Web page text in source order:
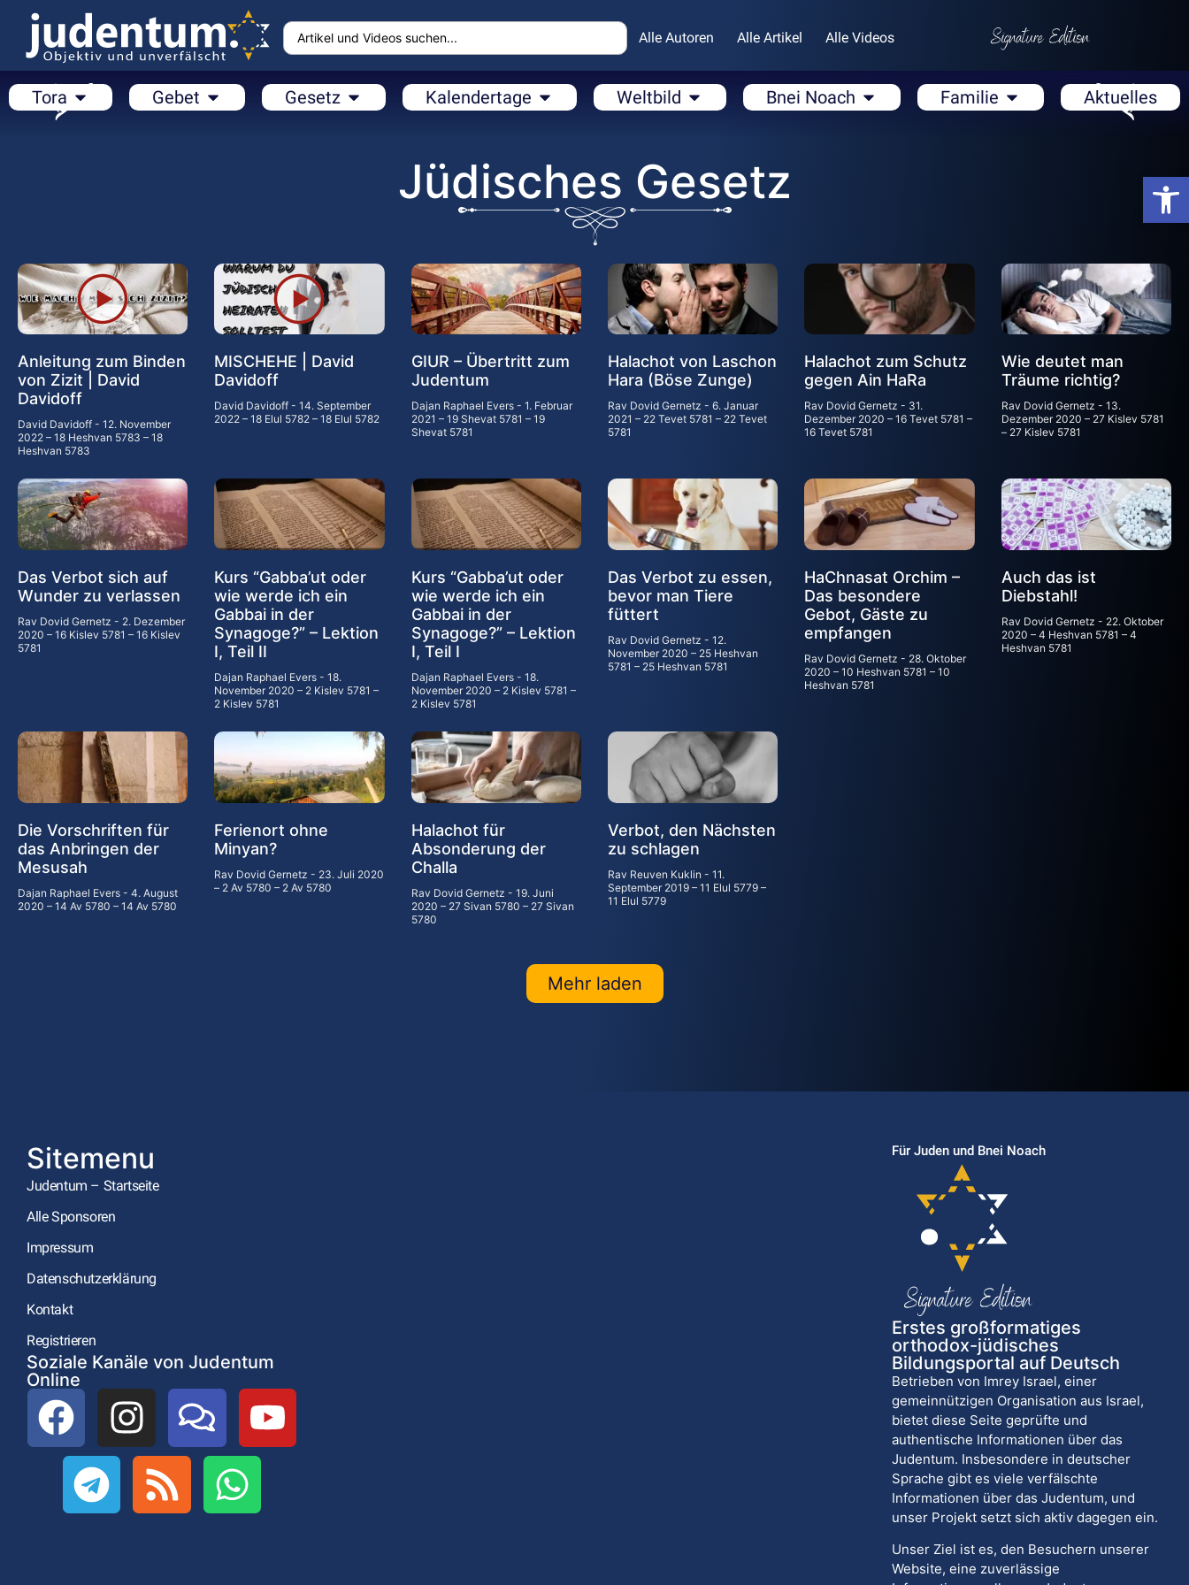
Alle Autoren Alle Artikel Alle Videos
Tora Gebet Gesetz Kalendertage Weltbild Bnei Noach Familie Aktuelles
Jüdisches Gesetz
Anleitung zum Binden
von Zizit | David
Davidoff
David Davidoff
12. November
2022 – 18 Heshvan 5783 – 18
Heshvan 5783
MISCHEHE | David
Davidoff
David Davidoff 14. September
2022 – 18 Elul 5782 – 18 Elul 5782
GIUR – Übertritt zum
Judentum
Dajan Raphael Evers
1. Februar
2021 – 19 Shevat 5781 – 19
Shevat 5781
Halachot von Laschon
Hara (Böse Zunge)
Rav Dovid Gernetz
6. Januar
2021 – 22 Tevet 5781 – 22 Tevet
5781
Halachot zum Schutz
gegen Ain HaRa
Rav Dovid Gernetz
31.
Dezember 2020 – 16 Tevet 5781 –
16 Tevet 5781
Wie deutet man
Träume richtig?
Rav Dovid Gernetz
13.
Dezember 2020 – 27 Kislev 5781
– 27 Kislev 5781
Das Verbot sich auf
Wunder zu verlassen
Rav Dovid Gernetz
2. Dezember
2020 – 16 Kislev 5781 – 16 Kislev
5781
Kurs “Gabba’ut oder
wie werde ich ein
Gabbai in der
Synagoge?” – Lektion
I, Teil II
Dajan Raphael Evers 18.
November 2020 – 2 Kislev 5781 –
2 Kislev 5781
Kurs “Gabba’ut oder
wie werde ich ein
Gabbai in der
Synagoge?” – Lektion
I, Teil I
Dajan Raphael Evers
18.
November 2020 – 2 Kislev 5781 –
2 Kislev 5781
Das Verbot zu essen,
bevor man Tiere
füttert
Rav Dovid Gernetz
12.
November 2020 – 25 Heshvan
5781 – 25 Heshvan 5781
HaChnasat Orchim –
Das besondere
Gebot, Gäste zu
empfangen
Rav Dovid Gernetz
28. Oktober
2020 – 10 Heshvan 5781 – 10
Heshvan 5781
Auch das ist
Diebstahl!
Rav Dovid Gernetz
22. Oktober
2020 – 4 Heshvan 5781 – 4
Heshvan 5781
Die Vorschriften für
das Anbringen der
Mesusah
Dajan Raphael Evers
4. August
2020 – 14 Av 5780 – 14 Av 5780
Ferienort ohne
Minyan?
Rav Dovid Gernetz
23. Juli 2020
– 2 Av 5780 – 2 Av 5780
Halachot für
Absonderung der
Challa
Rav Dovid Gernetz
19. Juni
2020 – 27 Sivan 5780 – 27 Sivan
5780
Verbot, den Nächsten
zu schlagen
Rav Reuven Kuklin
11.
September 2019 – 11 Elul 5779 –
11 Elul 5779
Mehr laden
Sitemenu
Judentum – Startseite
Alle Sponsoren
Impressum
Datenschutzerklärung
Kontakt
Registrieren
Soziale Kanäle von Judentum
Online
Für Juden und Bnei Noach
Erstes großformatiges
orthodox-jüdisches
Bildungsportal auf Deutsch
Betrieben von Imrey Israel, einer
gemeinnützigen Organisation aus Israel,
bietet diese Seite geprüfte und
authentische Informationen über das
Judentum. Insbesondere in deutscher
Sprache gibt es viele verfälschte
Informationen über das Judentum, und
unser Projekt setzt sich aktiv dagegen ein.
Unser Ziel ist es, den Besuchern unserer
Website, eine zuverlässige